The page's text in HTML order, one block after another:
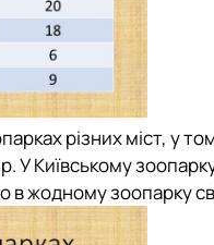
різних міст, у
Київському
в жодному зоопарку